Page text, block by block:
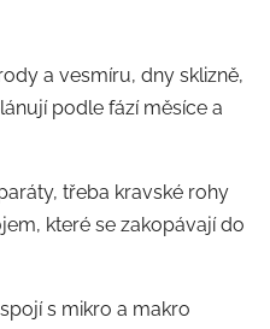
a vesmíru, dny sklizně,
podle fází měsíce a
třeba kravské rohy
které se zakopávají do
s mikro a makro